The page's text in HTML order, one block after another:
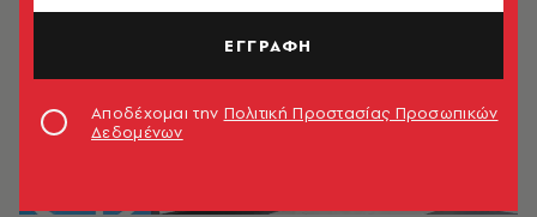
ΕΓΓΡΑΦΗ
Αποδέχομαι την Πολιτική Προστασίας Προσωπικών
Δεδομένων